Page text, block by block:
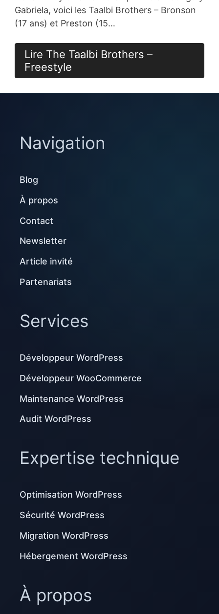
Gabriela, voici les Taalbi Brothers – Bronson
(17 ans) et Preston (15…
Lire The Taalbi Brothers –
Freestyle
Navigation
Blog
À propos
Contact
Newsletter
Article invité
Partenariats
Services
Développeur WordPress
Développeur WooCommerce
Maintenance WordPress
Audit WordPress
Expertise technique
Optimisation WordPress
Sécurité WordPress
Migration WordPress
Hébergement WordPress
À propos